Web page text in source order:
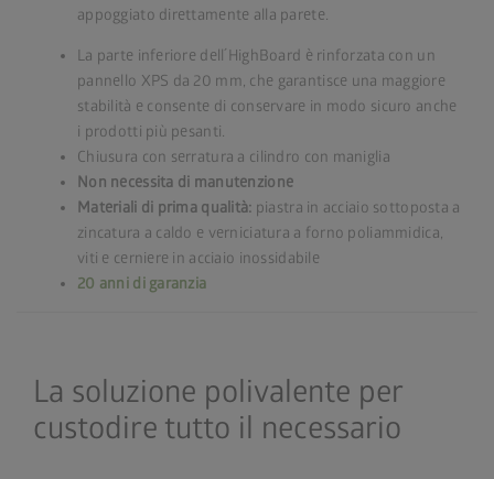
appoggiato direttamente alla parete.
La parte inferiore dell´HighBoard è rinforzata con un
pannello XPS da 20 mm, che garantisce una maggiore
stabilità e consente di conservare in modo sicuro anche
i prodotti più pesanti.
Chiusura con serratura a cilindro con maniglia
Non necessita di manutenzione
Materiali di prima qualità: piastra in acciaio sottoposta a
zincatura a caldo e verniciatura a forno poliammidica,
viti e cerniere in acciaio inossidabile
20 anni di garanzia
La soluzione polivalente per
custodire tutto il necessario